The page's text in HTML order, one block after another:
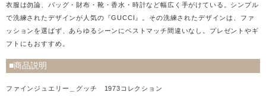
衣服は勿論、バッグ・財布・靴・香水・時計など幅広く手がけている。シンプル
で洗練されたデザインが人気の『GUCCI』。その洗練されたデザインは、ファ
ッションを選ばず、あらゆるシーンにベストマッチ間違いなし。プレゼントやギ
フトにもおすすめ。
■商品説明
ファインジュエリー＿グッチ 1973コレクション